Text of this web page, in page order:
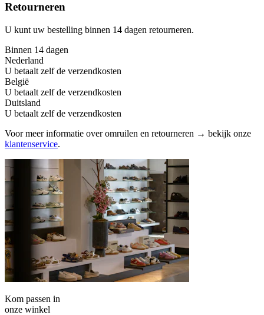
Retourneren
U kunt uw bestelling binnen 14 dagen retourneren.
Binnen 14 dagen
Nederland
U betaalt zelf de verzendkosten
België
U betaalt zelf de verzendkosten
Duitsland
U betaalt zelf de verzendkosten
Voor meer informatie over omruilen en retourneren → bekijk onze
klantenservice.
Kom passen in
onze winkel